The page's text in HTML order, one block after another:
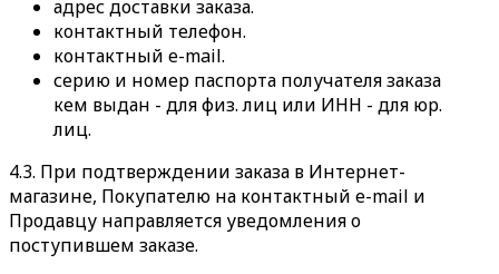
адрес доставки заказа.
контактный телефон.
контактный e-mail.
серию и номер паспорта получателя заказа
кем выдан - для физ. лиц или ИНН - для юр.
лиц.
4.3. При подтверждении заказа в Интернет-
магазине, Покупателю на контактный e-mail и
Продавцу направляется уведомления о
поступившем заказе.